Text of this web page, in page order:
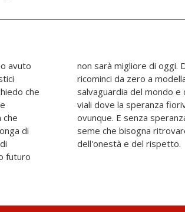
avuto
che
che
di
futuro
che
la
nei
dell'onestà e del rispetto.